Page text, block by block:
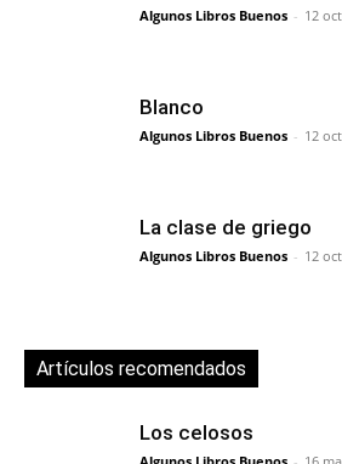
Algunos Libros Buenos - 12
Blanco
Algunos Libros Buenos - 12
La clase de griego
Algunos Libros Buenos - 12
Artículos recomendados
Los celosos